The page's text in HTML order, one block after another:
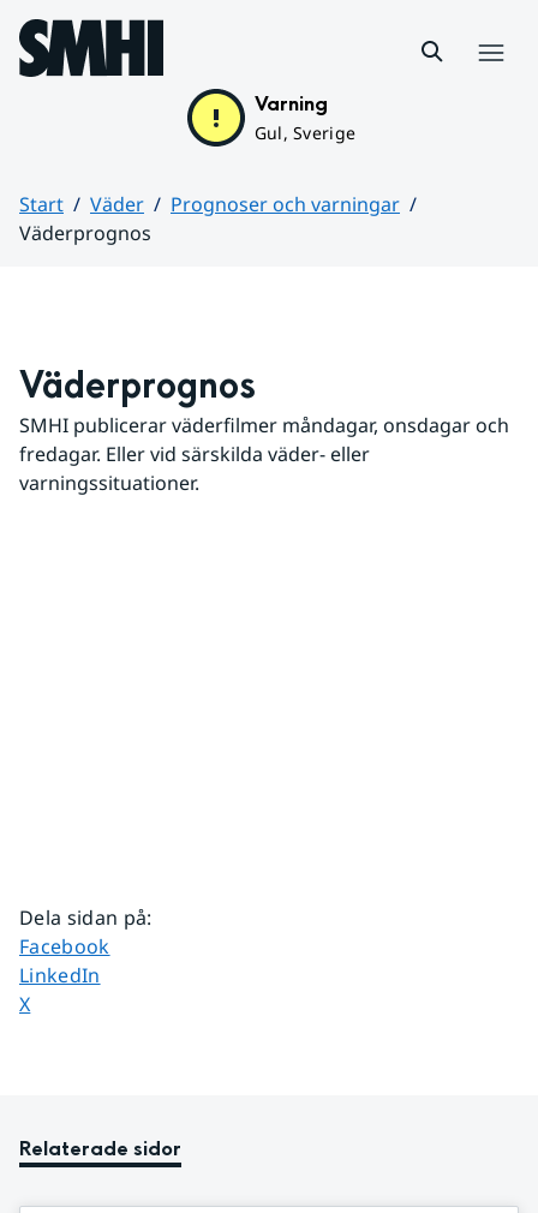
Hoppa till sidans innehåll
Varning
Gul, Sverige
Start Väder
Prognoser och varningar
Väderprognos
Väderprognos
SMHI publicerar väderfilmer måndagar, onsdagar och
fredagar. Eller vid särskilda väder- eller
varningssituationer.
Dela sidan på:
Dela sidan på
Facebook
Dela sidan på
LinkedIn
Dela sidan på
X
Relaterade sidor